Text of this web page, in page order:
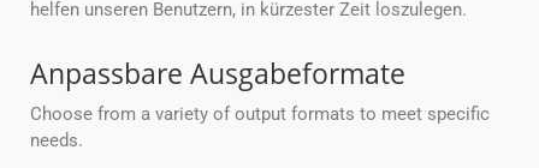
helfen unseren Benutzern, in kürzester Zeit loszulegen.
Anpassbare Ausgabeformate
Choose from a variety of output formats to meet specific
needs.